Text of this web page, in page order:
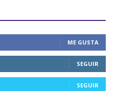
ME GUSTA
SEGUIR
SEGUIR